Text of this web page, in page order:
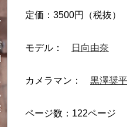
定価：3500円（税抜）
モデル： 日向由奈
カメラマン： 黒澤奨平
ページ数：122ページ